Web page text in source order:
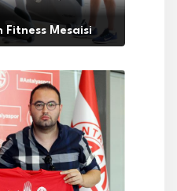
Fitness Mesaisi